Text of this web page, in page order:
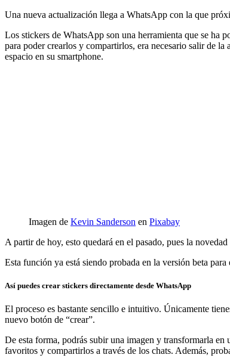
Una nueva actualización llega a WhatsApp con la que
Los stickers de WhatsApp son una herramienta que se ha
para poder crearlos y compartirlos, era necesario salir de
espacio en su smartphone.
Imagen de Kevin Sanderson en Pixabay
A partir de hoy, esto quedará en el pasado, pues la
Esta función ya está siendo probada en la versión beta
Así puedes crear stickers directamente desde WhatsApp
El proceso es bastante sencillo e intuitivo. Únicamente
nuevo botón de “crear”.
De esta forma, podrás subir una imagen y transformarla
favoritos y compartirlos a través de los chats. Además,